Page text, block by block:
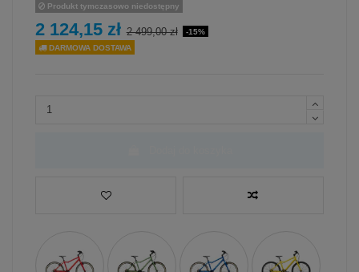
Produkt tymczasowo niedostępny
2 124,15 zł 2 499,00 zł
-15%
DARMOWA DOSTAWA